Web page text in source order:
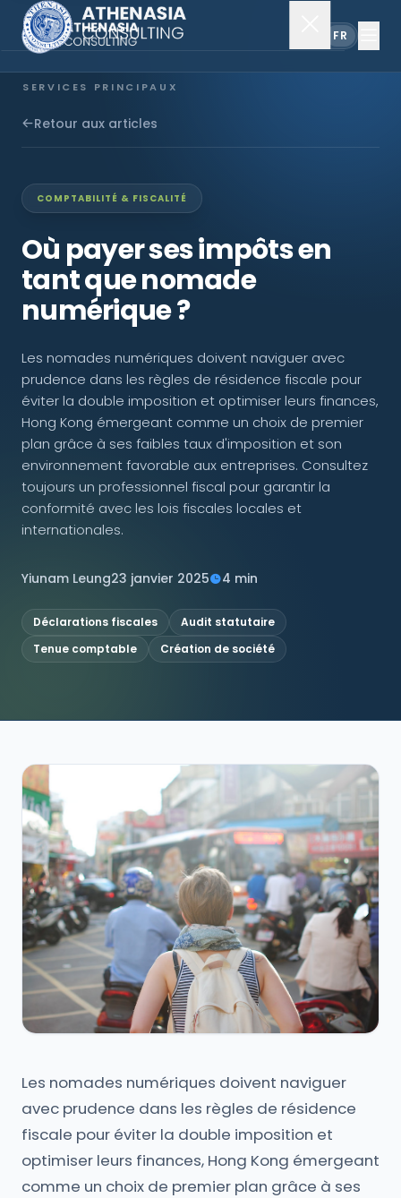
FR
SERVICES PRINCIPAUX
Constitution de société
Comptabilité & audit
EXPLORER
Actualités
NOUS SUIVRE
Contactez-nous
Retour aux articles
COMPTABILITÉ & FISCALITÉ
Où payer ses impôts en
tant que nomade
numérique ?
Les nomades numériques doivent naviguer avec
prudence dans les règles de résidence fiscale pour
éviter la double imposition et optimiser leurs finances,
Hong Kong émergeant comme un choix de premier
plan grâce à ses faibles taux d'imposition et son
environnement favorable aux entreprises. Consultez
toujours un professionnel fiscal pour garantir la
conformité avec les lois fiscales locales et
internationales.
Yiunam Leung23 janvier 2025 4 min
Déclarations fiscales
Audit statutaire
Tenue comptable
Création de société
Les nomades numériques doivent naviguer
avec prudence dans les règles de résidence
fiscale pour éviter la double imposition et
optimiser leurs finances, Hong Kong émergeant
comme un choix de premier plan grâce à ses